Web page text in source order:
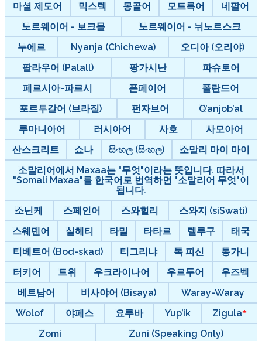
마셜 제도어
믹스텍 몽골어 모트록어
네팔어
노르웨이어 - 보크몰
노르웨이어 - 뉘노르스크
누에르
Nyanja (Chichewa)
오디아 (오리야)
팔라우어 (Palall)
팡가시난
파슈토어
페르시아-파르시
폰페이어
폴란드어
포르투갈어 (브라질)
펀자브어
Q’anjob’al
루마니아어
러시아어 사호
사모아어
산스크리트
쇼나 සිංහල (සිංහල)
소말리 마이 마이
소말리어에서 Maxaa는 "무엇"이라는 뜻입니다. 따라서
"Somali Maxaa"를 한국어로 번역하면 "소말리어 무엇"이
됩니다.
소닌케
스페인어 스와힐리
스와지 (siSwati)
스웨덴어
실헤티 타밀 타타르 텔루구
태국
티베트어 (Bod-skad)
티그리냐 톡 피신
통가니
터키어
트위 우크라이나어 우르두어
우즈벡
베트남어
비사야어 (Bisaya)
Waray-Waray
Wolof
야페스 요루바 Yup’ik
Zigula
Zomi
Zuni (Speaking Only)